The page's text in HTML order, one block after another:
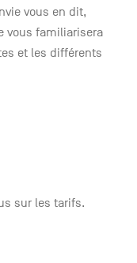
vous en dit,
vous familiarisera
et les différents
sur les tarifs.